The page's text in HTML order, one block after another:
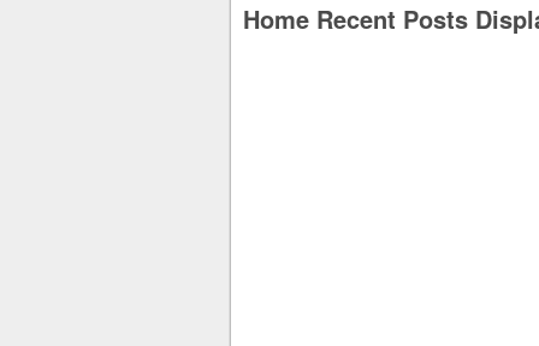
Home Recent Posts